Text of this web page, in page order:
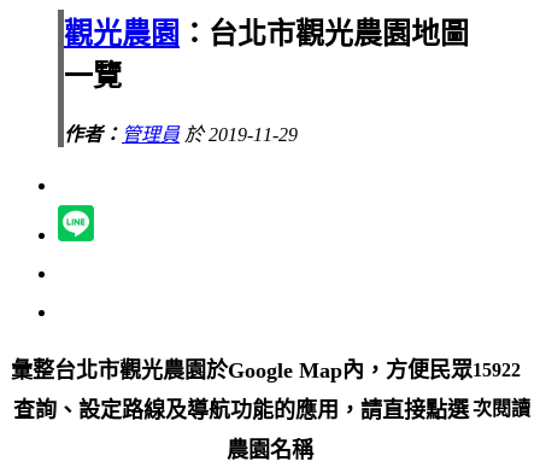
觀光農園 ：台北市觀光農園地圖
一覽
作者： 管理員 於 2019-11-29
15922
次閱讀
彙整台北市觀光農園於Google Map內，方便民眾
查詢、設定路線及導航功能的應用，請直接點選
農園名稱